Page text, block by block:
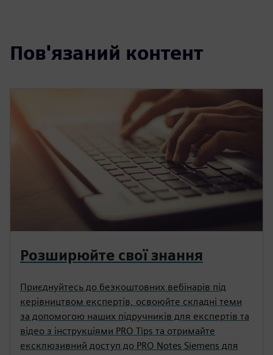
Пов'язаний контент
Розширюйте свої знання
Приєднуйтесь до безкоштовних вебінарів під
керівництвом експертів, освоюйте складні теми
за допомогою наших підручників для експертів та
відео з інструкціями PRO Tips та отримайте
ексклюзивний доступ до PRO Notes Siemens для